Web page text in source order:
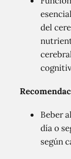
del
Beber
día o
según